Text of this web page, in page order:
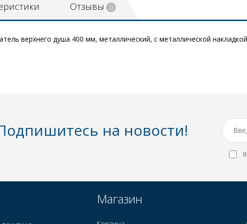
Отзывы 0
верхнего душа 400 мм, металлический, с металлической накладкой
на новости!
Магазин